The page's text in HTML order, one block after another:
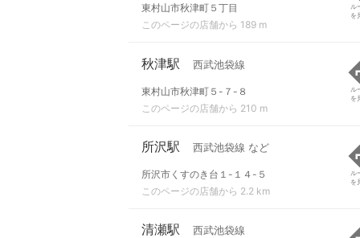
東村山市秋津町５丁目
このページの店舗から 189 m
ル
を
秋津駅 西武池袋線
東村山市秋津町５-７-８
このページの店舗から 210 m
ル
を
所沢駅 西武池袋線 など
所沢市くすのき台１-１４-５
このページの店舗から 2.2 km
ル
を
清瀬駅 西武池袋線